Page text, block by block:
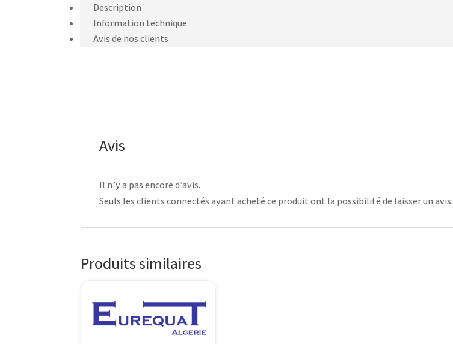
Description
Information technique
Avis de nos clients
Avis
Il n’y a pas encore d’avis.
Seuls les clients connectés ayant acheté ce produit ont la possibilité de laisser un avis.
Produits similaires